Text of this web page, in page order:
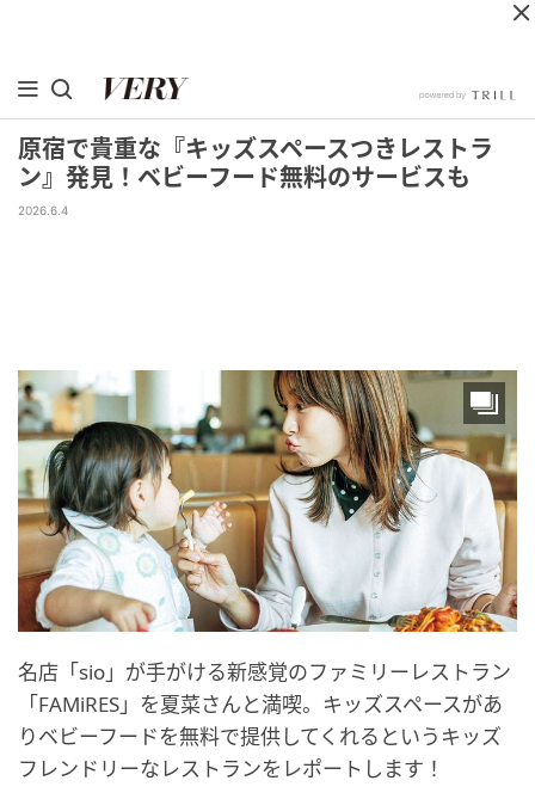
原宿で貴重な『キッズスペースつきレストラ
ン』発見！ベビーフード無料のサービスも
2026.6.4
名店「sio」が手がける新感覚のファミリーレストラン
「FAMiRES」を夏菜さんと満喫。キッズスペースがあ
りベビーフードを無料で提供してくれるというキッズ
フレンドリーなレストランをレポートします！